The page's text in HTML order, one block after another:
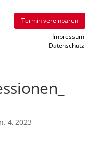
Termin vereinbaren
Impressum
Datenschutz
4, 2023